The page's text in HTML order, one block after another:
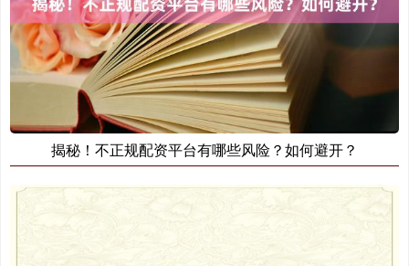
揭秘！不正规配资平台有哪些风险？如何避开？